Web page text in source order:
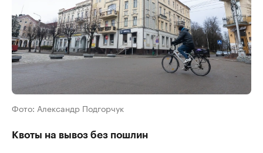
Фото: Александр Подгорчук
Квоты на вывоз без пошлин